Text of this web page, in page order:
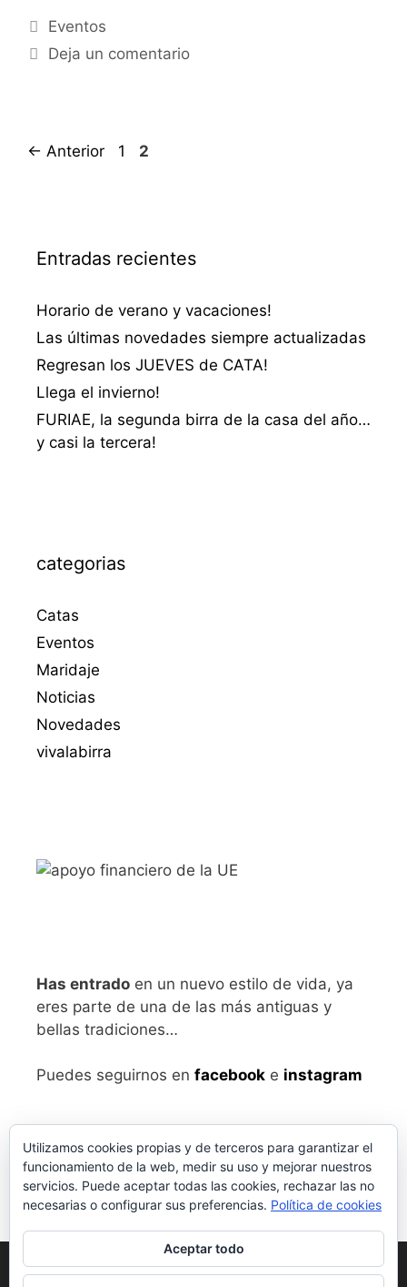
Categorías
Eventos
Deja un comentario
← Anterior Página
1 Página
2
Entradas recientes
Horario de verano y vacaciones!
Las últimas novedades siempre actualizadas
Regresan los JUEVES de CATA!
Llega el invierno!
FURIAE, la segunda birra de la casa del año…
y casi la tercera!
categorias
Catas
Eventos
Maridaje
Noticias
Novedades
vivalabirra
Has entrado en un nuevo estilo de vida, ya
eres parte de una de las más antiguas y
bellas tradiciones…
Puedes seguirnos en facebook e instagram
Aviso legaly Política de Privacidad
Utilizamos cookies propias y de terceros para garantizar el
funcionamiento de la web, medir su uso y mejorar nuestros
servicios. Puede aceptar todas las cookies, rechazar las no
necesarias o configurar sus preferencias. Política de cookies
Aceptar todo